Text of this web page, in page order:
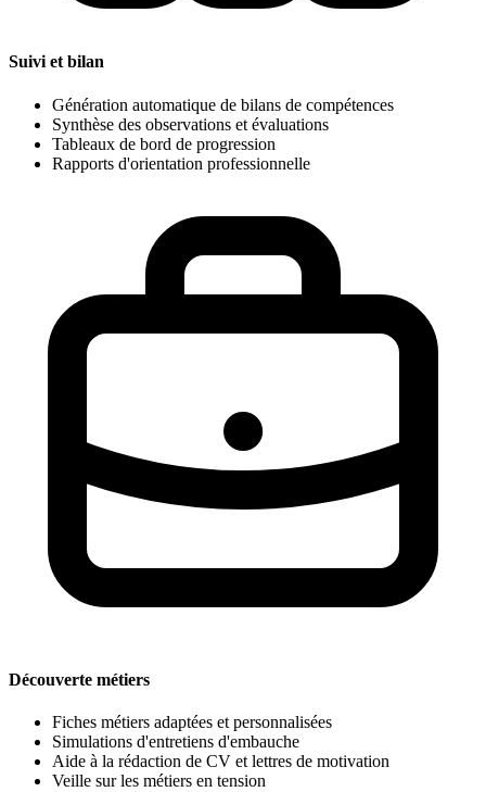
Suivi et bilan
Génération automatique de bilans de compétences
Synthèse des observations et évaluations
Tableaux de bord de progression
Rapports d'orientation professionnelle
Découverte métiers
Fiches métiers adaptées et personnalisées
Simulations d'entretiens d'embauche
Aide à la rédaction de CV et lettres de motivation
Veille sur les métiers en tension